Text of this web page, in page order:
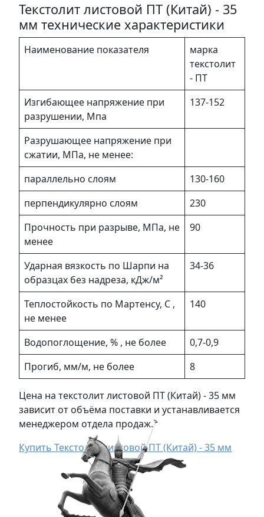
Текстолит листовой ПТ (Китай) - 35
мм технические характеристики
Наименование показателя
марка
текстолит
- ПТ
Изгибающее напряжение при
разрушении, Мпа
137-152
Разрушающее напряжение при
сжатии, МПа, не менее:
параллельно слоям
130-160
перпендикулярно слоям
230
Прочность при разрыве, МПа, не
менее
90
Ударная вязкость по Шарпи на
образцах без надреза, кДж/м²
34-36
Теплостойкость по Мартенсу, С ,
не менее
140
Водопоглощение, % , не более
0,7-0,9
Прогиб, мм/м, не более
8
Цена на текстолит листовой ПТ (Китай) - 35 мм
зависит от объёма поставки и устанавливается
менеджером отдела продаж.
Купить Текстолит листовой ПТ (Китай) - 35 мм